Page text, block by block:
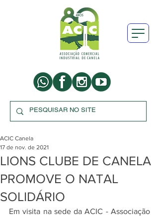
LIONS CLUBE DE CANELA
PROMOVE O NATAL
SOLIDÁRIO
ACIC Canela
17 de nov. de 2021
Em visita na sede da ACIC - Associação